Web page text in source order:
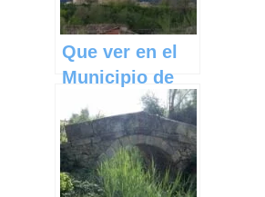
Que ver en el
Municipio de
Fresneda de
Altarejos en
Castilla La
Mancha